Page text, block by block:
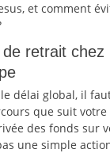
et comment
retrait chez
délai global, il
que suit votre
des fonds sur
une simple